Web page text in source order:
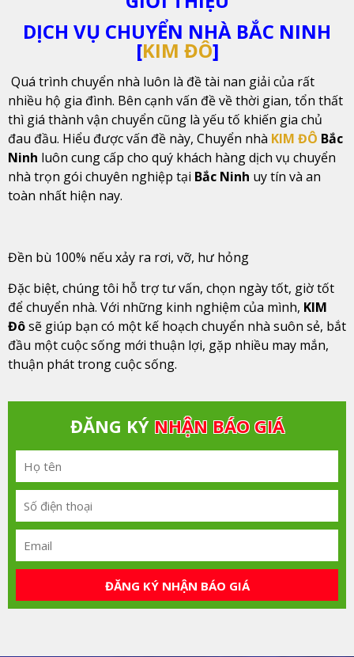
DỊCH VỤ CHUYỂN NHÀ BẮC NINH
[KIM ĐÔ]
Quá trình chuyển nhà luôn là đề tài nan giải của rất
nhiều hộ gia đình. Bên cạnh vấn đề về thời gian, tổn thất
thì giá thành vận chuyển cũng là yếu tố khiến gia chủ
đau đầu. Hiểu được vấn đề này, Chuyển nhà KIM ĐÔ Bắc
Ninh luôn cung cấp cho quý khách hàng dịch vụ chuyển
nhà trọn gói chuyên nghiệp tại Bắc Ninh uy tín và an
toàn nhất hiện nay.
Đền bù 100% nếu xảy ra rơi, vỡ, hư hỏng
Đặc biệt, chúng tôi hỗ trợ tư vấn, chọn ngày tốt, giờ tốt
để chuyển nhà. Với những kinh nghiệm của mình, KIM
Đôsẽ giúp bạn có một kế hoạch chuyển nhà suôn sẻ, bắt
đầu một cuộc sống mới thuận lợi, gặp nhiều may mắn,
thuận phát trong cuộc sống.
ĐĂNG KÝ NHẬN BÁO GIÁ
ĐĂNG KÝ NHẬN BÁO GIÁ